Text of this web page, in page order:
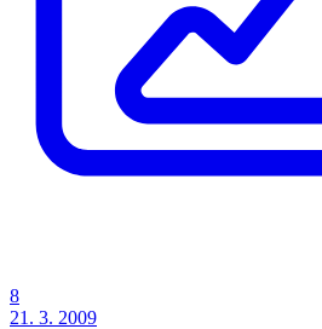
8
21. 3. 2009